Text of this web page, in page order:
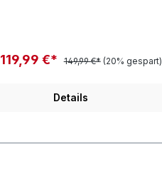
119,99 €* 149,99 €* (20% gespart)
Details